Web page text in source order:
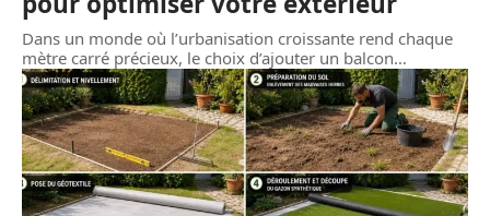
Dans un monde où l’urbanisation croissante rend chaque
mètre carré précieux, le choix d’ajouter un balcon…